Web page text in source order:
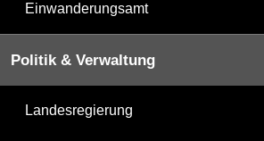
Einwanderungsamt
Politik & Verwaltung
Landesregierung